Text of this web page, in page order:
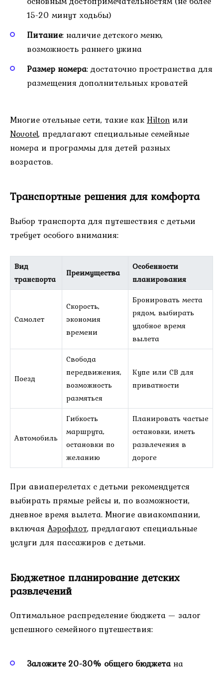
15-20 минут ходьбы)
Питание: наличие детского меню,
возможность раннего ужина
Размер номера: достаточно пространства для
размещения дополнительных кроватей
Многие отельные сети, такие какHilton или
Novotel, предлагают специальные семейные
номера и программы для детей разных
возрастов.
Транспортные решения для комфорта
Выбор транспорта для путешествия с детьми
требует особого внимания:
Вид
транспорта
Преимущества
Особенности
планирования
Самолет
Скорость,
экономия
времени
Бронировать места
рядом, выбирать
удобное время
вылета
Поезд
Свобода
передвижения,
возможность
размяться
Купе или СВ для
приватности
Автомобиль
Гибкость
маршрута,
остановки по
желанию
Планировать частые
остановки, иметь
развлечения в
дороге
При авиаперелетах с детьми рекомендуется
выбирать прямые рейсы и, по возможности,
дневное время вылета. Многие авиакомпании,
включаяАэрофлот, предлагают специальные
услуги для пассажиров с детьми.
Бюджетное планирование детских
развлечений
Оптимальное распределение бюджета — залог
успешного семейного путешествия:
Заложите 20-30% общего бюджетана